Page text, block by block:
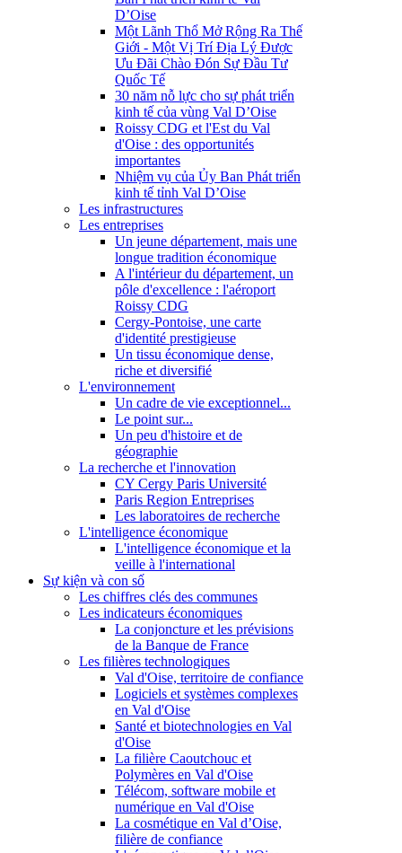
D’Oise
Một Lãnh Thổ Mở Rộng Ra Thế
Giới - Một Vị Trí Địa Lý Được
Ưu Đãi Chào Đón Sự Đầu Tư
Quốc Tế
30 năm nỗ lực cho sự phát triển
kinh tế của vùng Val D’Oise
Roissy CDG et l'Est du Val
d'Oise : des opportunités
importantes
Nhiệm vụ của Ủy Ban Phát triển
kinh tế tỉnh Val D’Oise
Les infrastructures
Les entreprises
Un jeune département, mais une
longue tradition économique
A l'intérieur du département, un
pôle d'excellence : l'aéroport
Roissy CDG
Cergy-Pontoise, une carte
d'identité prestigieuse
Un tissu économique dense,
riche et diversifié
L'environnement
Un cadre de vie exceptionnel...
Le point sur...
Un peu d'histoire et de
géographie
La recherche et l'innovation
CY Cergy Paris Université
Paris Region Entreprises
Les laboratoires de recherche
L'intelligence économique
L'intelligence économique et la
veille à l'international
Sự kiện và con số
Les chiffres clés des communes
Les indicateurs économiques
La conjoncture et les prévisions
de la Banque de France
Les filières technologiques
Val d'Oise, territoire de confiance
Logiciels et systèmes complexes
en Val d'Oise
Santé et biotechnologies en Val
d'Oise
La filière Caoutchouc et
Polymères en Val d'Oise
Télécom, software mobile et
numérique en Val d'Oise
La cosmétique en Val d’Oise,
filière de confiance